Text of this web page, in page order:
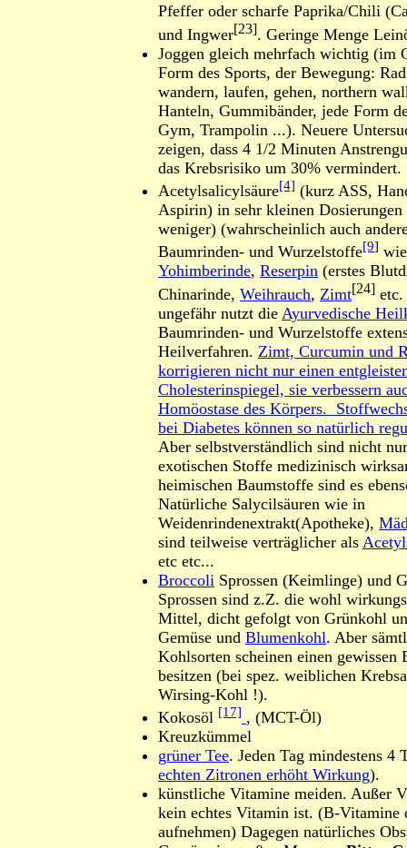
Pfeffer oder scharfe Paprika/Chili
und Ingwer[23]. Geringe Menge
Joggen gleich mehrfach wichtig (im
Form des Sports, der Bewegung:
wandern, laufen, gehen, northern
Hanteln, Gummibänder, jede Form
Gym, Trampolin ...). Neuere
zeigen, dass 4 1/2 Minuten
das Krebsrisiko um 30% vermindert.
Acetylsalicylsäure[4] (kurz ASS,
Aspirin) in sehr kleinen Dosierungen
weniger) (wahrscheinlich auch
Baumrinden- und Wurzelstoffe[9] wie
Yohimberinde, Reserpin (erstes
Chinarinde, Weihrauch, Zimt[24]
ungefähr nutzt die Ayurvedische
Baumrinden- und Wurzelstoffe
Heilverfahren. Zimt, Curcumin und
korrigieren nicht nur einen
Cholesterinspiegel, sie verbessern
Homöostase des Körpers.
bei Diabetes können so natürlich
Aber selbstverständlich sind nicht
exotischen Stoffe medizinisch
heimischen Baumstoffe sind es
Natürliche Salycilsäuren wie in
Weidenrindenextrakt(Apotheke),
sind teilweise verträglicher als
etc etc...
Broccoli Sprossen (Keimlinge) und
Sprossen sind z.Z. die wohl
Mittel, dicht gefolgt von Grünkohl
Gemüse und Blumenkohl. Aber
Kohlsorten scheinen einen gewissen
besitzen (bei spez. weiblichen
Wirsing-Kohl !).
Kokosöl [17] , (MCT-Öl)
Kreuzkümmel
grüner Tee. Jeden Tag mindestens 4
echten Zitronen erhöht Wirkung).
künstliche Vitamine meiden. Außer
kein echtes Vitamin ist. (B-Vitamine
aufnehmen) Dagegen natürliches